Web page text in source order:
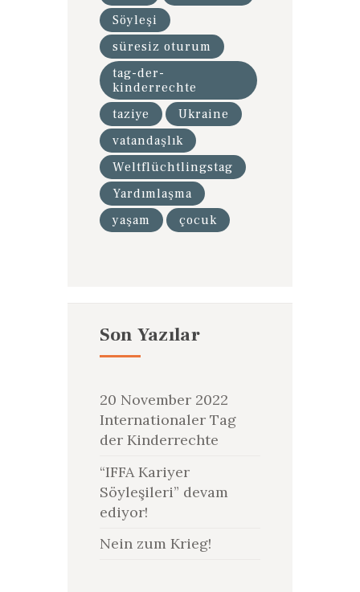
Söyleşi
süresiz oturum
tag-der-
kinderrechte
taziye
Ukraine
vatandaşlık
Weltflüchtlingstag
Yardımlaşma
yaşam
çocuk
Son Yazılar
20 November 2022
Internationaler Tag
der Kinderrechte
“IFFA Kariyer
Söyleşileri” devam
ediyor!
Nein zum Krieg!